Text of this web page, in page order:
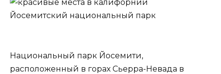
Йосемитский национальный парк
Национальный парк Йосемити,
расположенный в горах Сьерра-Невада в